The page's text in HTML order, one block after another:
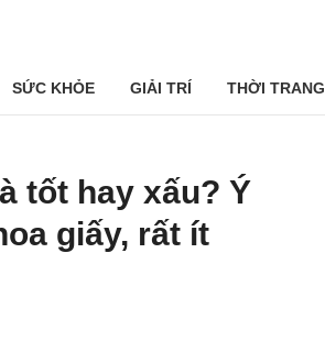
SỨC KHỎE GIẢI TRÍ THỜI TRANG
tốt hay xấu? Ý
giấy, rất ít